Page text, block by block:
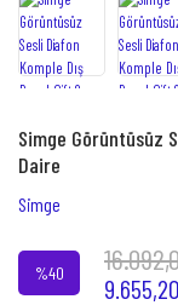
Simge Görüntüsüz
Daire
Simge
%40